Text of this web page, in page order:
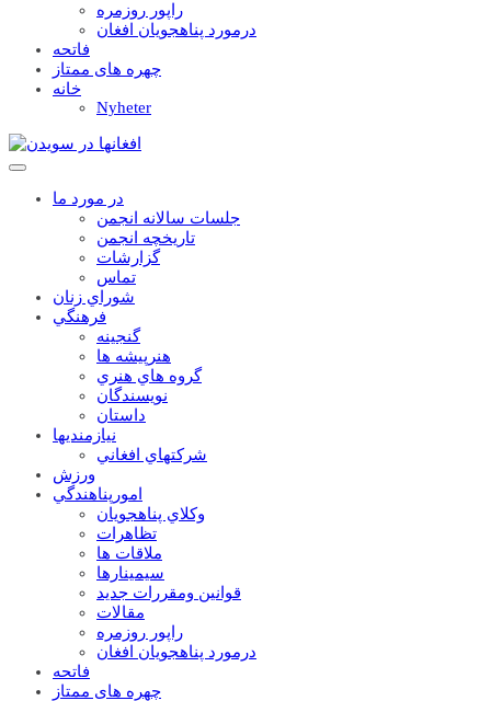
راپور روزمره
درمورد پناهجويان افغان
فاتحه
چهره های ممتاز
خانه
Nyheter
در مورد ما
جلسات سالانه انجمن
تاریخچه انجمن
گزارشات
تماس
شوراي زنان
فرهنگي
گنجينه
هنرپيشه ها
گروه هاي هنري
نويسندگان
داستان
نيازمنديها
شرکتهاي افغاني
ورزش
امورپناهندگي
وکلاي پناهجويان
تظاهرات
ملاقات ها
سيمينارها
قوانين ومقررات جديد
مقالات
راپور روزمره
درمورد پناهجويان افغان
فاتحه
چهره های ممتاز